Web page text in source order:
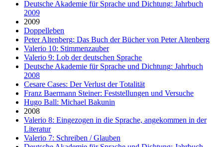
Deutsche Akademie für Sprache und Dichtung: Jahrbuch
2009
2009
Doppelleben
Peter Altenberg: Das Buch der Bücher von Peter Altenberg
Valerio 10: Stimmenzauber
Valerio 9: Lob der deutschen Sprache
Deutsche Akademie für Sprache und Dichtung: Jahrbuch
2008
Cesare Cases: Der Verlust der Totalität
Franz Baermann Steiner: Feststellungen und Versuche
Hugo Ball: Michael Bakunin
2008
Valerio 8: Eingezogen in die Sprache, angekommen in der
Literatur
Valerio 7: Schreiben / Glauben